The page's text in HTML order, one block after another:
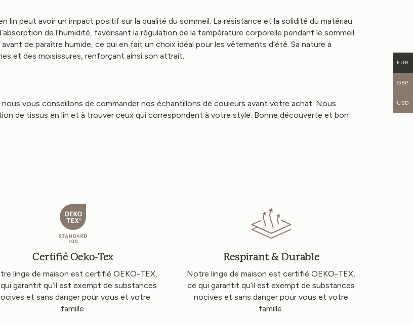
lin peut avoir un impact positif sur la qualité du sommeil. La résistance et la solidité du matériau
de l’humidité, favorisant la régulation de la température corporelle pendant le sommeil.
de paraître humide, ce qui en fait un choix idéal pour les vêtements d’été. Sa nature à
et des moisissures, renforçant ainsi son attrait.
vous conseillons de commander nos échantillons de couleurs avant votre achat. Nous
de tissus en lin et à trouver ceux qui correspondent à votre style. Bonne découverte et bon
Certifié Oeko-Tex
linge de maison est certifié OEKO-TEX,
garantit qu’il est exempt de substances
et sans danger pour vous et votre
famille.
Respirant & Durable
Notre linge de maison est certifié OEKO-TEX,
ce qui garantit qu’il est exempt de substances
nocives et sans danger pour vous et votre
famille.
EUR
GBP
USD